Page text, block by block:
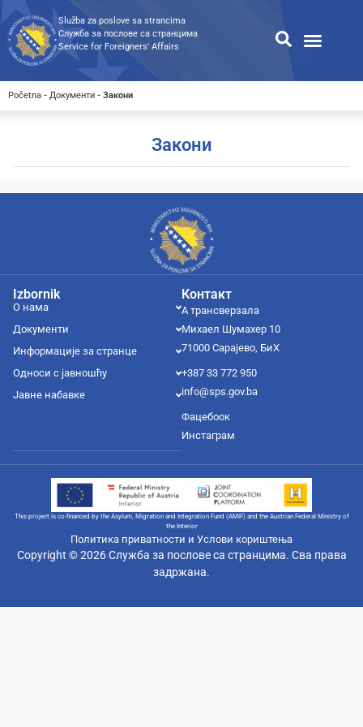
Služba za poslove sa strancima
Служба за послове са странцима
Service for Foreigners’ Affairs
Početna - Документи - Закони
Закони
Контакт
А трансверзала
Михаел Шумахер 10
71000 Сарајево, БиХ
+387 33 772 950
info@sps.gov.ba
Фацебоок
Инстаграм
Izbornik
О нама
Документи
Информације за странце
Односи с јавношћу
Јавне набавке
Политика приватности и Услови кориштења
Copyright © 2026 Служба за послове са странцима. Сва права
задржана.
This project is co-financed by the Asylum, Migration and Integration Fund (AMIF) and the Austrian Federal Ministry of
the Interior